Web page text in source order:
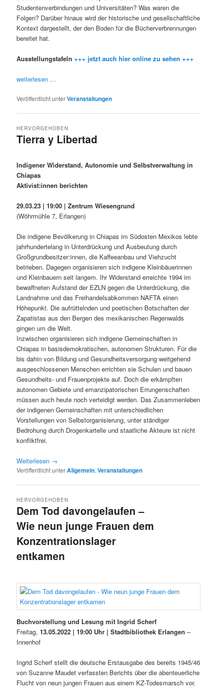
Studentenverbindungen und Universitäten? Was waren die
Folgen? Darüber hinaus wird der historische und gesellschaftliche
Kontext dargestellt, der den Boden für die Bücherverbrennungen
bereitet hat.
Ausstellungstafeln+++ jetzt auch hier online zu sehen +++
weiterlesen …
Veröffentlicht unterVeranstaltungen
Tierra y Libertad
HERVORGEHOBEN
Indigener Widerstand, Autonomie und Selbstverwaltung in
Chiapas
Aktivist:innen berichten
29.03.23 | 19:00 | Zentrum Wiesengrund
(Wöhrmühle 7, Erlangen)
Die indigene Bevölkerung in Chiapas im Südosten Mexikos lebte
jahrhundertelang in Unterdrückung und Ausbeutung durch
Großgrundbesitzer:innen, die Kaffeeanbau und Viehzucht
betrieben. Dagegen organisieren sich indigene Kleinbäuerinnen
und Kleinbauern seit langem. Ihr Widerstand erreichte 1994 im
bewaffneten Aufstand der EZLN gegen die Unterdrückung, die
Landnahme und das Freihandelsabkommen NAFTA einen
Höhepunkt. Die aufrüttelnden und poetischen Botschaften der
Zapatistas aus den Bergen des mexikanischen Regenwalds
gingen um die Welt.
Inzwischen organisieren sich indigene Gemeinschaften in
Chiapas in basisdemokratischen, autonomen Strukturen. Für die
bis dahin von Bildung und Gesundheitsversorgung weitgehend
ausgeschlossenen Menschen errichten sie Schulen und bauen
Gesundheits- und Frauenprojekte auf. Doch die erkämpften
autonomen Gebiete und emanzipatorischen Errungenschaften
müssen auch heute noch verteidigt werden. Das Zusammenleben
der indigenen Gemeinschaften mit unterschiedlichen
Vorstellungen von Selbstorganisierung, unter ständiger
Bedrohung durch Drogenkartelle und staatliche Akteure ist nicht
konfliktfrei.
Weiterlesen →
Veröffentlicht unterAllgemein,Veranstaltungen
Dem Tod davongelaufen –
Wie neun junge Frauen dem
Konzentrationslager
entkamen
HERVORGEHOBEN
Buchvorstellung und Lesung mit Ingrid Scherf
Freitag,13.05.2022 | 19:00 Uhr | Stadtbibliothek Erlangen –
Innenhof
Ingrid Scherf stellt die deutsche Erstausgabe des bereits 1945/46
von Suzanne Maudet verfassten Berichts über die abenteuerliche
Flucht von neun jungen Frauen aus einem KZ-Todesmarsch vor.